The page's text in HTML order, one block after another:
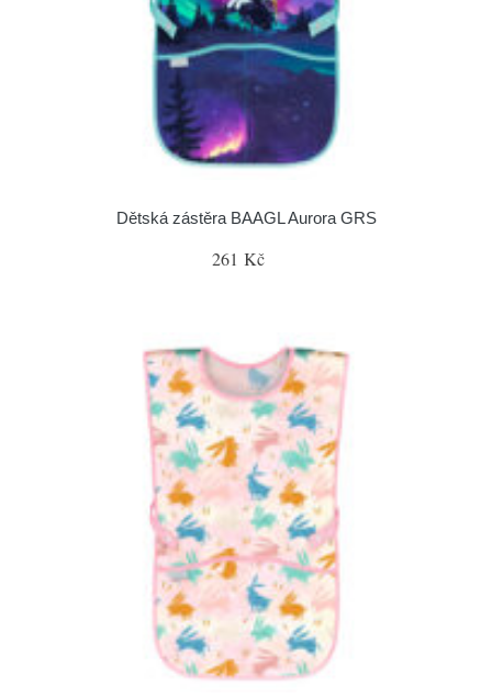
Dětská zástěra BAAGL Aurora GRS
261 Kč